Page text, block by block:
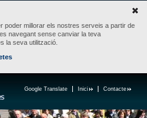
poder millorar els nostres serveis a partir de
navegant sense canviar la teva
la seva utilització.
Contacte
Inici
Google Translate